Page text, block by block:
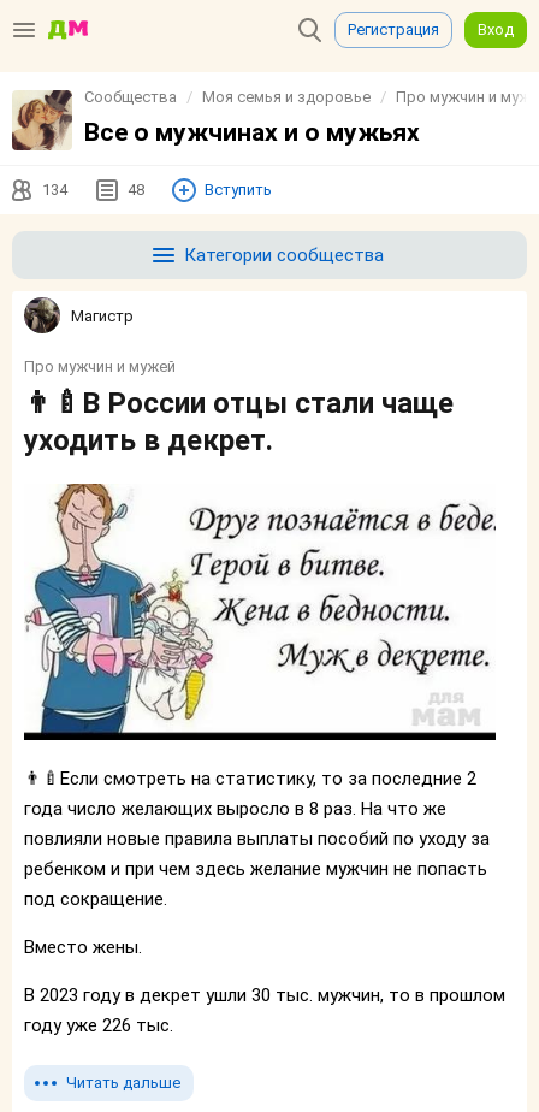
Регистрация Вход
Сообщества Моя семья и здоровье Про мужчин и
Все о мужчинах и о мужьях
134 48 Вступить
Категории сообщества
Магистр
Про мужчин и мужей
👨‍🍼В России отцы стали чаще
уходить в декрет.
👨‍🍼Если смотреть на статистику, то за последние 2
года число желающих выросло в 8 раз. На что же
повлияли новые правила выплаты пособий по уходу за
ребенком и при чем здесь желание мужчин не попасть
под сокращение.
Вместо жены.
В 2023 году в декрет ушли 30 тыс. мужчин, то в прошлом
году уже 226 тыс.
Читать дальше